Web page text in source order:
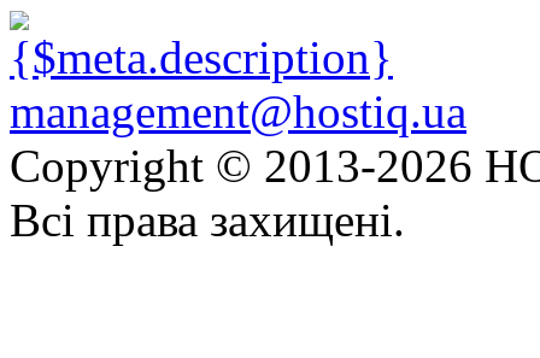
management@hostiq.ua
Copyright © 2013-2026
Всі права захищені.